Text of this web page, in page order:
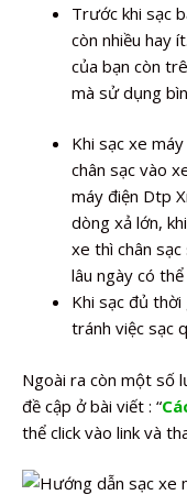
Trước khi sạc
còn nhiều hay
của bạn còn
mà sử dụng
Khi sạc xe
chân sạc vào
máy điện Dtp
dòng xả lớn,
xe thì chân
lâu ngày có
Khi sạc đủ
tránh việc sạc
Ngoài ra còn một số
đề cập ở bài viết : “
thể click vào link và